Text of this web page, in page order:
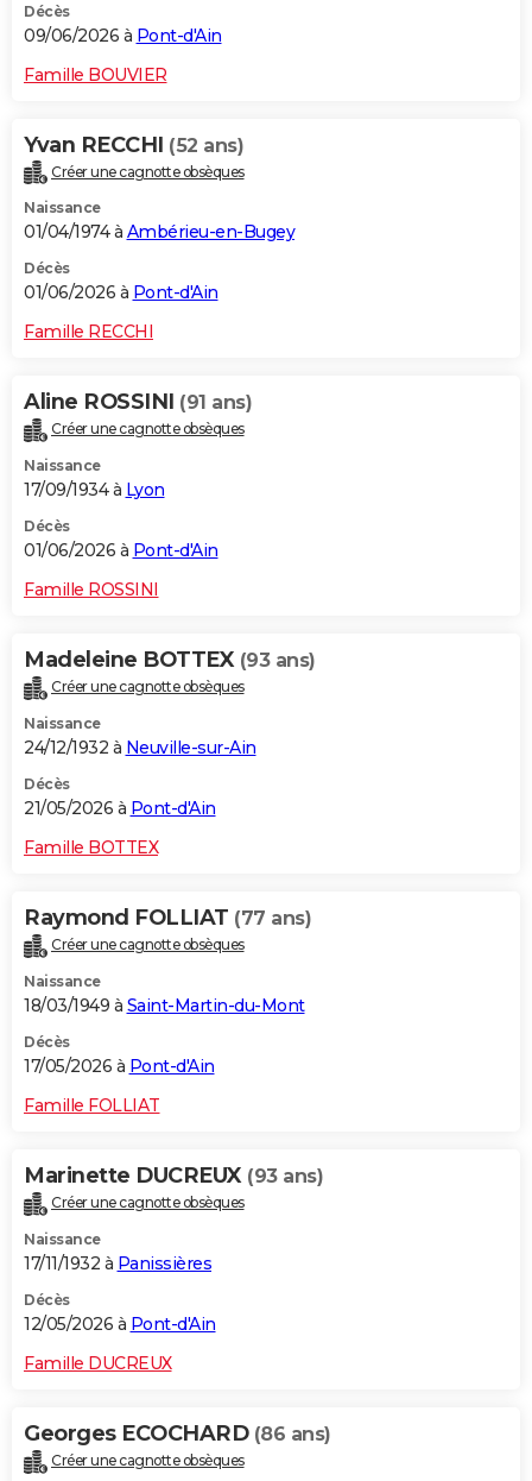
Décès
09/06/2026 à Pont-d'Ain
Famille BOUVIER
Yvan RECCHI (52 ans)
Créer une cagnotte obsèques
Naissance
01/04/1974 à Ambérieu-en-Bugey
Décès
01/06/2026 à Pont-d'Ain
Famille RECCHI
Aline ROSSINI (91 ans)
Créer une cagnotte obsèques
Naissance
17/09/1934 à Lyon
Décès
01/06/2026 à Pont-d'Ain
Famille ROSSINI
Madeleine BOTTEX (93 ans)
Créer une cagnotte obsèques
Naissance
24/12/1932 à Neuville-sur-Ain
Décès
21/05/2026 à Pont-d'Ain
Famille BOTTEX
Raymond FOLLIAT (77 ans)
Créer une cagnotte obsèques
Naissance
18/03/1949 à Saint-Martin-du-Mont
Décès
17/05/2026 à Pont-d'Ain
Famille FOLLIAT
Marinette DUCREUX (93 ans)
Créer une cagnotte obsèques
Naissance
17/11/1932 à Panissières
Décès
12/05/2026 à Pont-d'Ain
Famille DUCREUX
Georges ECOCHARD (86 ans)
Créer une cagnotte obsèques